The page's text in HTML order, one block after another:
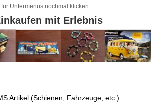
Untermenüs nochmal klicken
mit Erlebnis
Artikel (Schienen, Fahrzeuge, etc.)